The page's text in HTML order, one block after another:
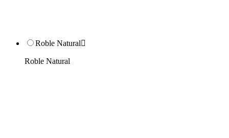
Roble Natural
Roble Natural